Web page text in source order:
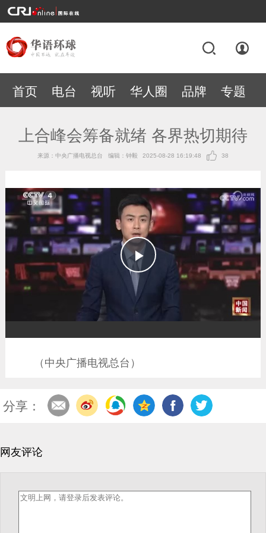
首页 电台 视听 华人圈 品牌 专题
上合峰会筹备就绪 各界热切期待
来源：中央广播电视总台 编辑：钟毅 2025-08-28 16:19:48 38
播
（中央广播电视总台）
分享：
网友评论